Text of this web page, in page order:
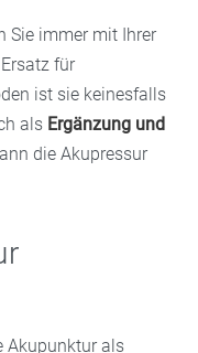
Sie immer mit Ihrer
für
ist sie keinesfalls
als Ergänzung und
die Akupressur
Akupunktur als